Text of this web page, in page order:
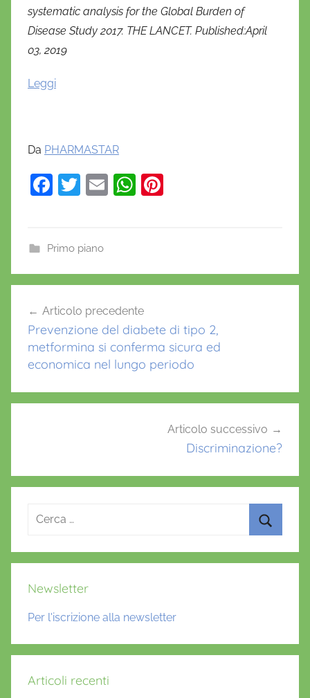
systematic analysis for the Global Burden of
Disease Study 2017. THE LANCET. Published:April
03, 2019
Leggi
Da PHARMASTAR
F
e
b
o
k
T
er
E
W
A
p
st
Primo piano
articoli
Articolo precedente
Prevenzione del diabete di tipo 2,
metformina si conferma sicura ed
economica nel lungo periodo
Articolo successivo
Discriminazione?
Ricerca
Newsletter
Per l'iscrizione alla newsletter
Articoli recenti